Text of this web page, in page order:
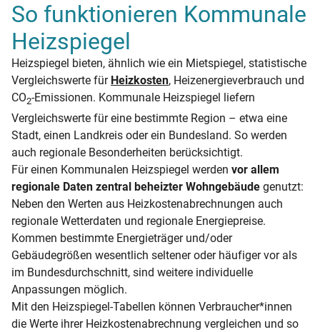
So funktionieren Kommunale
Heizspiegel
Heizspiegel bieten, ähnlich wie ein Mietspiegel, statistische
Vergleichswerte für Heizkosten, Heizenergieverbrauch und
CO2-Emissionen. Kommunale Heizspiegel liefern
Vergleichswerte für eine bestimmte Region – etwa eine
Stadt, einen Landkreis oder ein Bundesland. So werden
auch regionale Besonderheiten berücksichtigt.
Für einen Kommunalen Heizspiegel werden vor allem
regionale Daten zentral beheizter Wohngebäude genutzt:
Neben den Werten aus Heizkostenabrechnungen auch
regionale Wetterdaten und regionale Energiepreise.
Kommen bestimmte Energieträger und/oder
Gebäudegrößen wesentlich seltener oder häufiger vor als
im Bundesdurchschnitt, sind weitere individuelle
Anpassungen möglich.
Mit den Heizspiegel-Tabellen können Verbraucher*innen
die Werte ihrer Heizkostenabrechnung vergleichen und so